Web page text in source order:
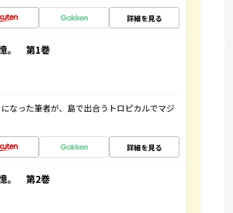
詳細を見る
。 第1巻
なった筆者が、島で出合うトロピカルでマジ
詳細を見る
。 第2巻